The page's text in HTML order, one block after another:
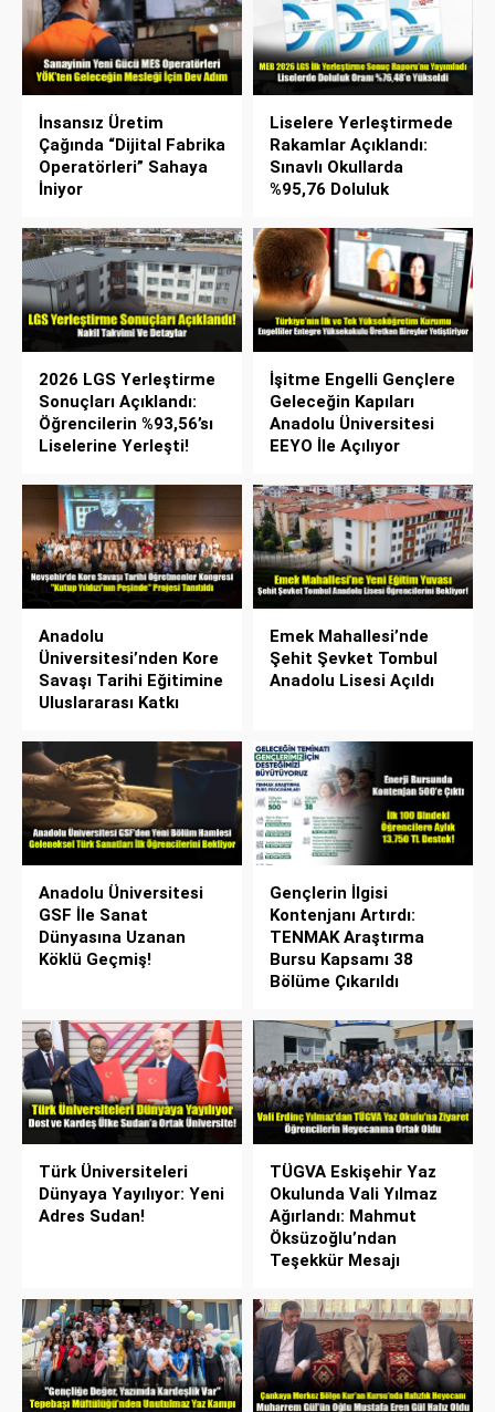
İnsansız Üretim
Çağında “Dijital Fabrika
Operatörleri” Sahaya
İniyor
Liselere Yerleştirmede
Rakamlar Açıklandı:
Sınavlı Okullarda
%95,76 Doluluk
2026 LGS Yerleştirme
Sonuçları Açıklandı:
Öğrencilerin %93,56’sı
Liselerine Yerleşti!
İşitme Engelli Gençlere
Geleceğin Kapıları
Anadolu Üniversitesi
EEYO İle Açılıyor
Anadolu
Üniversitesi’nden Kore
Savaşı Tarihi Eğitimine
Uluslararası Katkı
Emek Mahallesi’nde
Şehit Şevket Tombul
Anadolu Lisesi Açıldı
Anadolu Üniversitesi
GSF İle Sanat
Dünyasına Uzanan
Köklü Geçmiş!
Gençlerin İlgisi
Kontenjanı Artırdı:
TENMAK Araştırma
Bursu Kapsamı 38
Bölüme Çıkarıldı
Türk Üniversiteleri
Dünyaya Yayılıyor: Yeni
Adres Sudan!
TÜGVA Eskişehir Yaz
Okulunda Vali Yılmaz
Ağırlandı: Mahmut
Öksüzoğlu’ndan
Teşekkür Mesajı